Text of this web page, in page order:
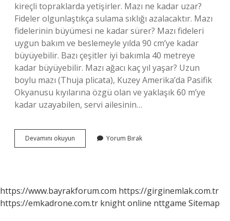
kireçli topraklarda yetişirler. Mazı ne kadar uzar?
Fideler olgunlaştıkça sulama sıklığı azalacaktır. Mazı
fidelerinin büyümesi ne kadar sürer? Mazı fideleri
uygun bakım ve beslemeyle yılda 90 cm’ye kadar
büyüyebilir. Bazı çeşitler iyi bakımla 40 metreye
kadar büyüyebilir. Mazı ağacı kaç yıl yaşar? Uzun
boylu mazı (Thuja plicata), Kuzey Amerika’da Pasifik
Okyanusu kıyılarına özgü olan ve yaklaşık 60 m’ye
kadar uzayabilen, servi ailesinin…
Devamını okuyun
Ağacı
Yorum Bırak
https://www.bayrakforum.com https://girginemlak.com.tr
https://emkadrone.com.tr knight online nttgame Sitemap